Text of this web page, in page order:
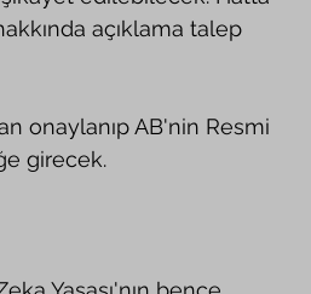
açıklama talep
girecek.